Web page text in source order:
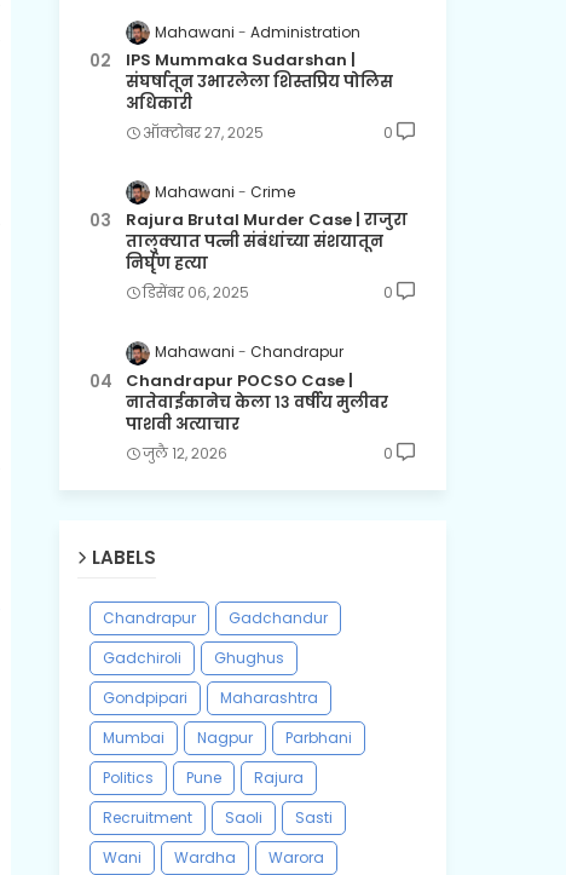
Mahawani Administration
IPS Mummaka Sudarshan |
संघर्षातून उभारलेला शिस्तप्रिय पोलिस
अधिकारी
ऑक्टोबर २७, २०२५ 0
Mahawani Crime
Rajura Brutal Murder Case | राजुरा
तालुक्यात पत्नी संबंधांच्या संशयातून
निर्घृण हत्या
डिसेंबर ०६, २०२५ 0
Mahawani Chandrapur
Chandrapur POCSO Case |
नातेवाईकानेच केला १३ वर्षीय मुलीवर
पाशवी अत्याचार
जुलै १२, २०२६ 0
LABELS
Chandrapur
Gadchandur
Gadchiroli
Ghughus
Gondpipari
Maharashtra
Mumbai
Nagpur
Parbhani
Politics
Pune
Rajura
Recruitment
Saoli
Sasti
Wani
Wardha
Warora